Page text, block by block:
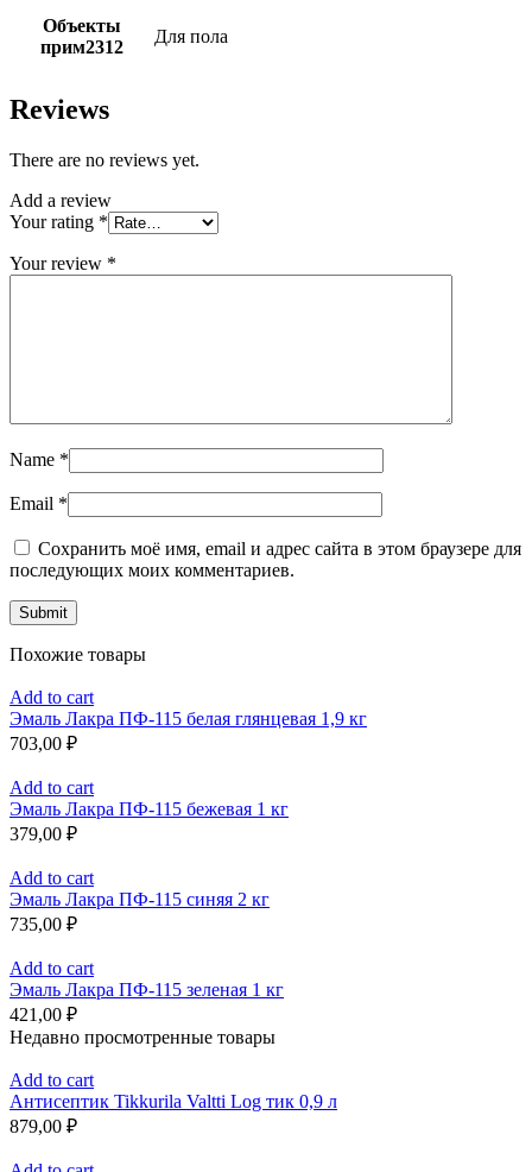
Объекты
прим2312
Для пола
Reviews
There are no reviews yet.
Add a review
Your rating *
Your review *
Name *
Email *
Сохранить моё имя, email и адрес сайта в этом браузере для
последующих моих комментариев.
Похожие товары
Add to cart
Эмаль Лакра ПФ-115 белая глянцевая 1,9 кг
703,00 ₽
Add to cart
Эмаль Лакра ПФ-115 бежевая 1 кг
379,00 ₽
Add to cart
Эмаль Лакра ПФ-115 синяя 2 кг
735,00 ₽
Add to cart
Эмаль Лакра ПФ-115 зеленая 1 кг
421,00 ₽
Недавно просмотренные товары
Add to cart
Антисептик Tikkurila Valtti Log тик 0,9 л
879,00 ₽